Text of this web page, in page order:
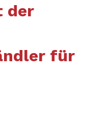
der
für